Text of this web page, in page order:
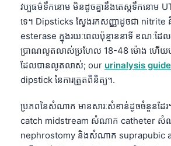
វប្បធម៌ទឹកនោម មិនដូចគ្នានឹងតេស្តទឹកនោម
ទេ។ Dipsticks ស្វែងរកសញ្ញាដូចជា
esterase ក្នុងរយៈពេលប៉ុន្មាននាទី ខណៈដែ
ប្រាណលូតលាស់ប្រហែល 18-48 ម៉ោង ហើយប
ដែលបានលូតលាស់; our urinalysis guide
dipstick នៃការត្រួតពិនិត្យ។.
ប្រភពនៃសំណាក មានសារៈសំខាន់ដូចចំនួនដ
catch midstream សំណាក catheter សំ
nephrostomy និងសំណាក suprapubic